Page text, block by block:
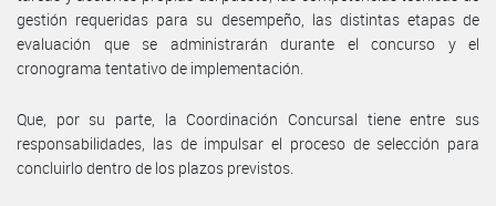
gestión requeridas para su desempeño, las distintas etapas de
evaluación que se administrarán durante el concurso y el
cronograma tentativo de implementación.
Que, por su parte, la Coordinación Concursal tiene entre sus
responsabilidades, las de impulsar el proceso de selección para
concluirlo dentro de los plazos previstos.